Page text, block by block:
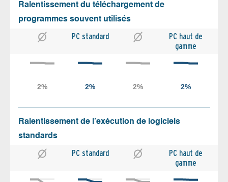
Ralentissement du téléchargement de
programmes souvent utilisés
PC standard
PC haut de
gamme
Ralentissement de l’exécution de logiciels
standards
PC standard
PC haut de
gamme